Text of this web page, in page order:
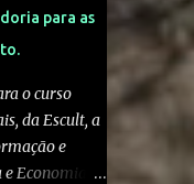
para as
o curso
da Escult, a
e
Economia